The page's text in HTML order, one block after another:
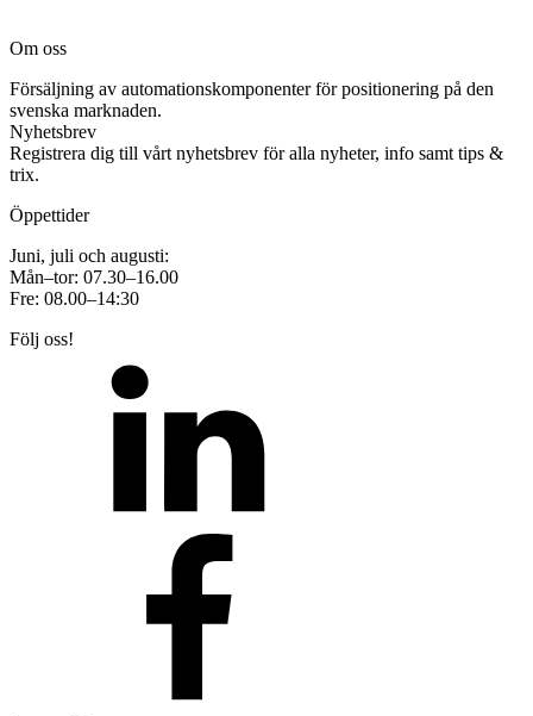
Om oss
Försäljning av automationskomponenter för positionering på den
svenska marknaden.
Nyhetsbrev
Registrera dig till vårt nyhetsbrev för alla nyheter, info samt tips &
trix.
Öppettider
Juni, juli och augusti:
Mån–tor: 07.30–16.00
Fre: 08.00–14:30
Följ oss!